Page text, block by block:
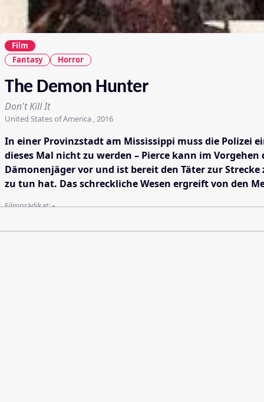
Film
Fantasy
Horror
The Demon Hunter
Don't Kill It
United States of America , 2016
In einer Provinzstadt am Mississippi muss die Polizei
dieses Mal nicht zu werden – Pierce kann im
Dämonenjäger vor und ist bereit den Täter zur
zu tun hat. Das schreckliche Wesen ergreift von den
Filmprädikat:-